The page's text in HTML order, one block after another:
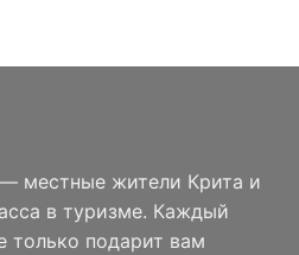
местные жители Крита и
в туризме. Каждый
только подарит вам